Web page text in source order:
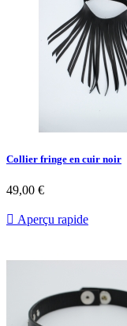
Collier fringe en cuir noir
49,00 €
 Aperçu rapide